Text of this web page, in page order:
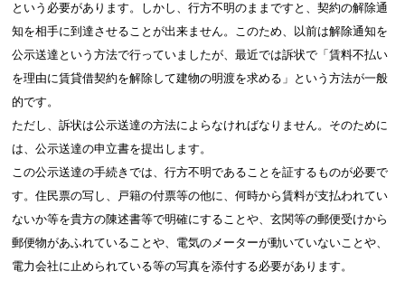
という必要があります。しかし、行方不明のままですと、契約の解除通
知を相手に到達させることが出来ません。このため、以前は解除通知を
公示送達という方法で行っていましたが、最近では訴状で「賃料不払い
を理由に賃貸借契約を解除して建物の明渡を求める」という方法が一般
的です。
ただし、訴状は公示送達の方法によらなければなりません。そのために
は、公示送達の申立書を提出します。
この公示送達の手続きでは、行方不明であることを証するものが必要で
す。住民票の写し、戸籍の付票等の他に、何時から賃料が支払われてい
ないか等を貴方の陳述書等で明確にすることや、玄関等の郵便受けから
郵便物があふれていることや、電気のメーターが動いていないことや、
電力会社に止められている等の写真を添付する必要があります。